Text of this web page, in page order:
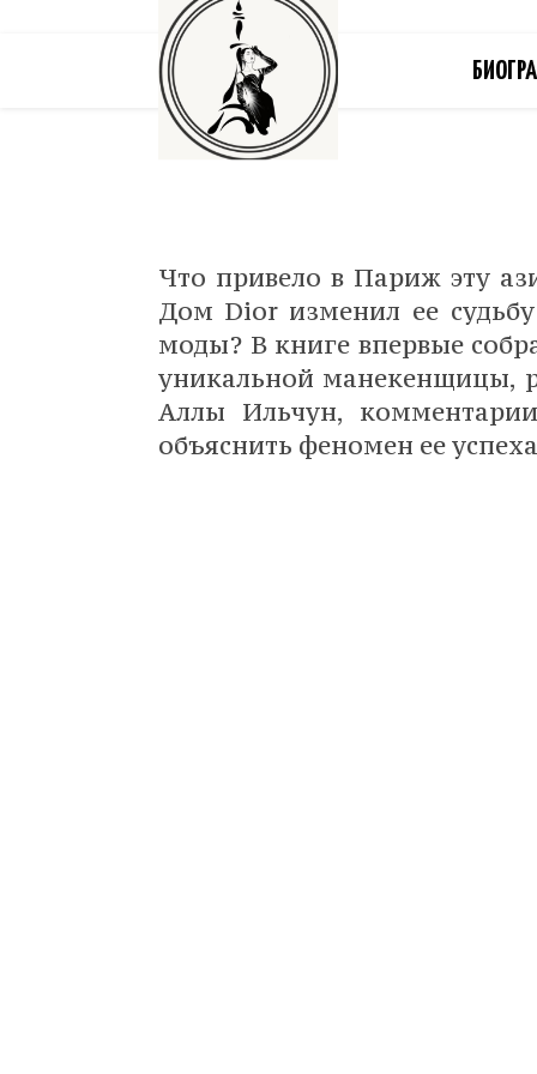
Что привело в Париж эту
Дом Dior изменил ее
моды? В книге впервые
уникальной манекенщицы,
Аллы Ильчун,
объяснить феномен ее